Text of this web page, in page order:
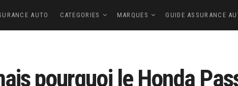
AUTO CATEGORIES MARQUES GUIDE ASSURANCE
pourquoi le Honda